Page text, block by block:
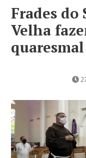
Frades
Velha
quaresmal